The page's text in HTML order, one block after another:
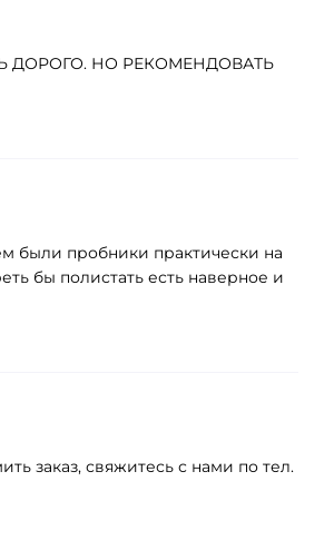
ДОРОГО. НО РЕКОМЕНДОВАТЬ
были пробники практически на
бы полистать есть наверное и
заказ, свяжитесь с нами по тел.